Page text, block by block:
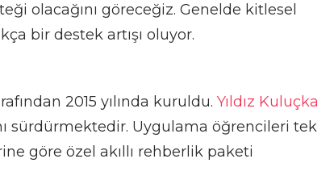
olacağını göreceğiz. Genelde kitlesel
bir destek artışı oluyor.
2015 yılında kuruldu. Yıldız Kuluçka
sürdürmektedir. Uygulama öğrencileri tek
göre özel akıllı rehberlik paketi